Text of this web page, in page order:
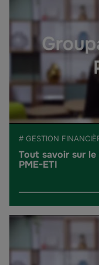
# GESTION
Tout savoir sur
PME-ETI